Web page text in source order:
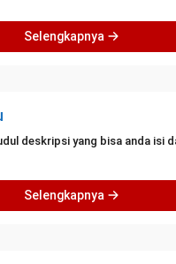
Selengkapnya
deskripsi yang bisa anda isi
Selengkapnya